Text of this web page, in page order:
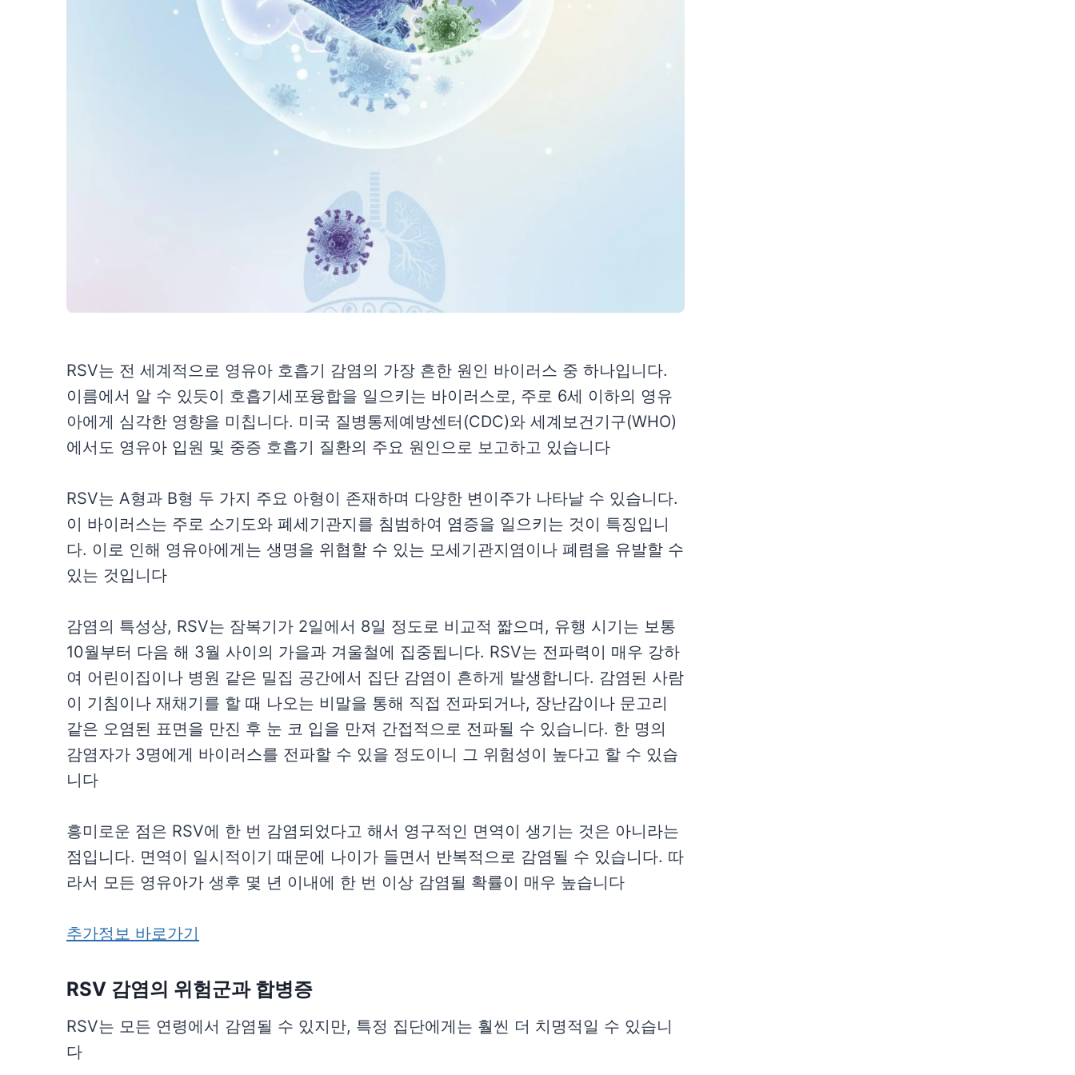
RSV는 전 세계적으로 영유아 호흡기 감염의 가장 흔한 원인 바이러스 중 하나입니다.
이름에서 알 수 있듯이 호흡기세포융합을 일으키는 바이러스로, 주로 6세 이하의 영유
아에게 심각한 영향을 미칩니다. 미국 질병통제예방센터(CDC)와 세계보건기구(WHO)
에서도 영유아 입원 및 중증 호흡기 질환의 주요 원인으로 보고하고 있습니다
RSV는 A형과 B형 두 가지 주요 아형이 존재하며 다양한 변이주가 나타날 수 있습니다.
이 바이러스는 주로 소기도와 폐세기관지를 침범하여 염증을 일으키는 것이 특징입니
다. 이로 인해 영유아에게는 생명을 위협할 수 있는 모세기관지염이나 폐렴을 유발할 수
있는 것입니다
감염의 특성상, RSV는 잠복기가 2일에서 8일 정도로 비교적 짧으며, 유행 시기는 보통
10월부터 다음 해 3월 사이의 가을과 겨울철에 집중됩니다. RSV는 전파력이 매우 강하
여 어린이집이나 병원 같은 밀집 공간에서 집단 감염이 흔하게 발생합니다. 감염된 사람
이 기침이나 재채기를 할 때 나오는 비말을 통해 직접 전파되거나, 장난감이나 문고리
같은 오염된 표면을 만진 후 눈 코 입을 만져 간접적으로 전파될 수 있습니다. 한 명의
감염자가 3명에게 바이러스를 전파할 수 있을 정도이니 그 위험성이 높다고 할 수 있습
니다
흥미로운 점은 RSV에 한 번 감염되었다고 해서 영구적인 면역이 생기는 것은 아니라는
점입니다. 면역이 일시적이기 때문에 나이가 들면서 반복적으로 감염될 수 있습니다. 따
라서 모든 영유아가 생후 몇 년 이내에 한 번 이상 감염될 확률이 매우 높습니다
추가정보 바로가기
RSV 감염의 위험군과 합병증
RSV는 모든 연령에서 감염될 수 있지만, 특정 집단에게는 훨씬 더 치명적일 수 있습니
다